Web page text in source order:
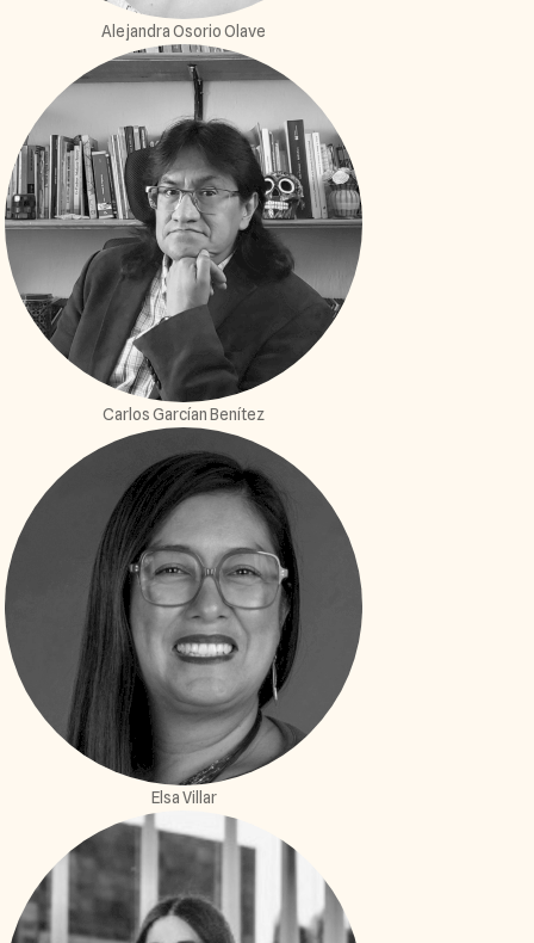
Alejandra Osorio Olave
Carlos Garcían Benítez
Elsa Villar